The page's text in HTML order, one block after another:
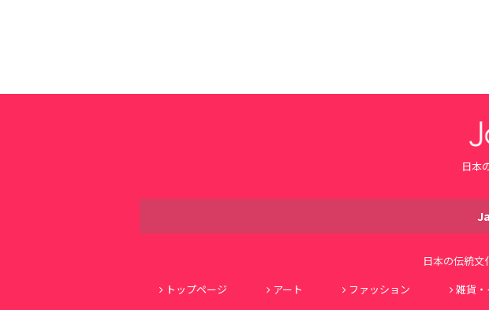
日本
日本の伝統
トップページ
アート ファッション 雑貨